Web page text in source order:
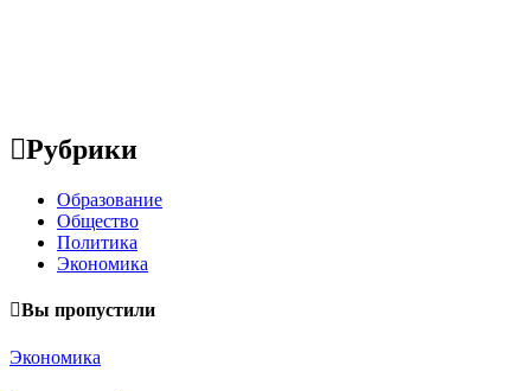
Рубрики
Образование
Общество
Политика
Экономика
Вы пропустили
Экономика